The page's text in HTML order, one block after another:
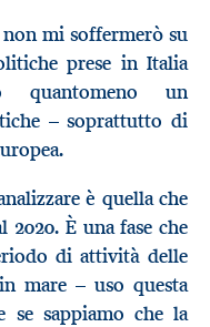
non mi soffermerò su
prese in Italia
quantomeno un
– soprattutto di
è quella che
È una fase che
di attività delle
mare – uso questa
se sappiamo che la